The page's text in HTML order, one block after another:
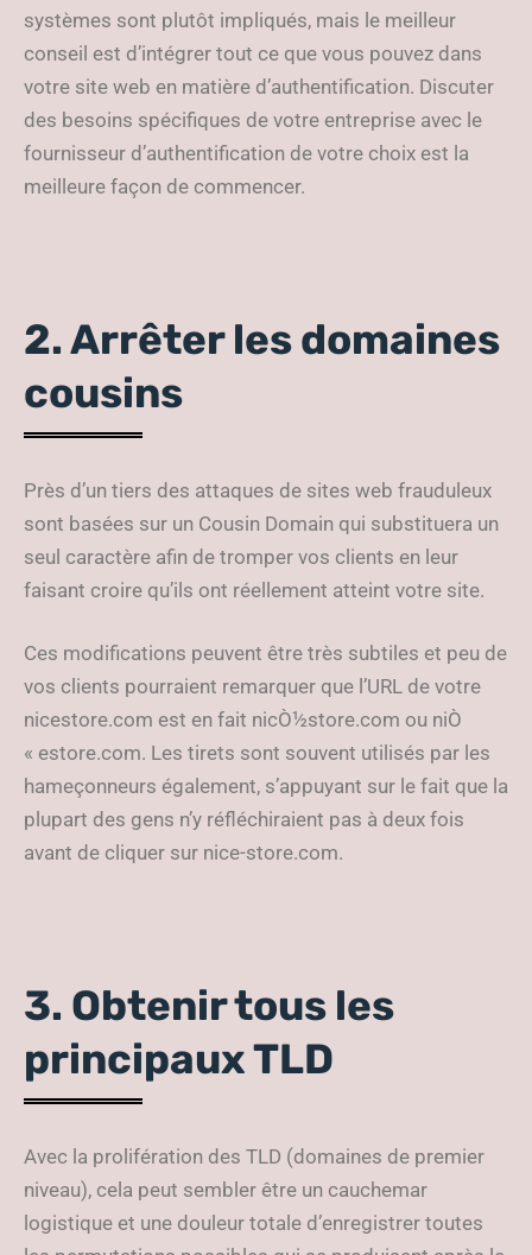
systèmes sont plutôt impliqués, mais le meilleur
conseil est d’intégrer tout ce que vous pouvez dans
votre site web en matière d’authentification. Discuter
des besoins spécifiques de votre entreprise avec le
fournisseur d’authentification de votre choix est la
meilleure façon de commencer.
2. Arrêter les domaines
cousins
Près d’un tiers des attaques de sites web frauduleux
sont basées sur un Cousin Domain qui substituera un
seul caractère afin de tromper vos clients en leur
faisant croire qu’ils ont réellement atteint votre site.
Ces modifications peuvent être très subtiles et peu de
vos clients pourraient remarquer que l’URL de votre
nicestore.com est en fait nicÒ½store.com ou niÒ
« estore.com. Les tirets sont souvent utilisés par les
hameçonneurs également, s’appuyant sur le fait que la
plupart des gens n’y réfléchiraient pas à deux fois
avant de cliquer sur nice-store.com.
3. Obtenir tous les
principaux TLD
Avec la prolifération des TLD (domaines de premier
niveau), cela peut sembler être un cauchemar
logistique et une douleur totale d’enregistrer toutes